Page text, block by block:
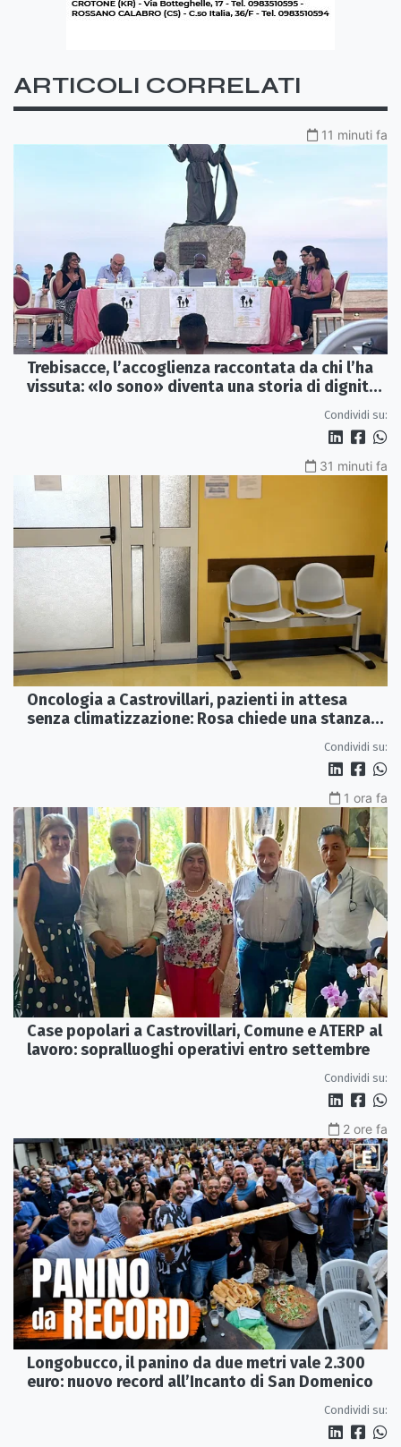
ARTICOLI CORRELATI
11 minuti fa
Trebisacce, l’accoglienza raccontata da chi l’ha
vissuta: «Io sono» diventa una storia di dignità
Condividi su:
31 minuti fa
Oncologia a Castrovillari, pazienti in attesa
senza climatizzazione: Rosa chiede una stanza
Condividi su:
1 ora fa
Case popolari a Castrovillari, Comune e ATERP al
lavoro: sopralluoghi operativi entro settembre
Condividi su:
2 ore fa
Longobucco, il panino da due metri vale 2.300
euro: nuovo record all’Incanto di San Domenico
Condividi su: